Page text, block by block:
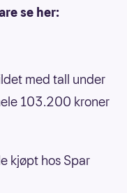
se her:
med tall under
103.200 kroner
kjøpt hos Spar